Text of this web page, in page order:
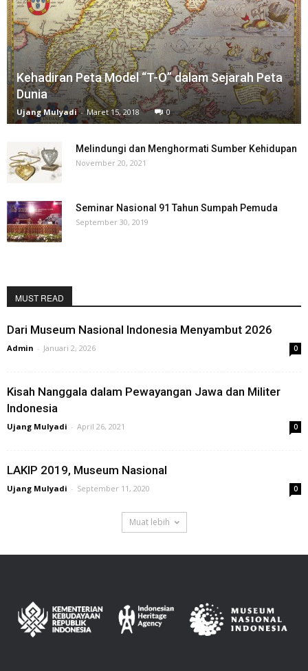
Kehadiran Peta Model “T-O” dalam Sejarah Peta
Dunia
Ujang Mulyadi - Maret 15, 2018 0
Melindungi dan Menghormati Sumber Kehidupan
November 20, 2021
Seminar Nasional 91 Tahun Sumpah Pemuda
September 30, 2019
MUST READ
Dari Museum Nasional Indonesia Menyambut 2026
Admin - Januari 2, 2026 0
Kisah Nanggala dalam Pewayangan Jawa dan Militer
Indonesia
Ujang Mulyadi - April 26, 2021 0
LAKIP 2019, Museum Nasional
Ujang Mulyadi - September 11, 2020 0
Muat lebih